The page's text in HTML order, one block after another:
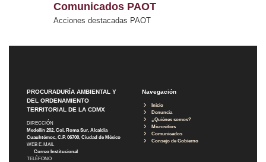
Comunicados PAOT
Acciones destacadas PAOT
PROCURADURÍA AMBIENTAL Y
DEL ORDENAMIENTO
TERRITORIAL DE LA CDMX
DIRECCIÓN
Medellín 202, Col. Roma Sur, Alcaldía
Cuauhtémoc, C.P. 06700, Ciudad de México
WEB E-MAIL
Correo Institucional
TELÉFONO
Navegación
Inicio
Denuncia
¿Quiénes somos?
Micrositios
Comunicados
Consejo de Gobierno